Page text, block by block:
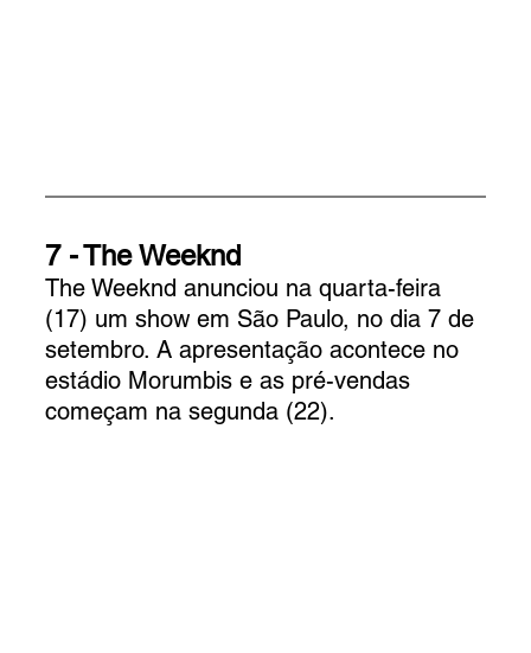
7 -The Weeknd
The Weeknd anunciou na quarta-feira
(17) um show em São Paulo, no dia 7 de
setembro. A apresentação acontece no
estádio Morumbis e as pré-vendas
começam na segunda (22).